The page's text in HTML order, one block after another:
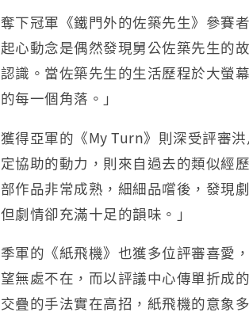
奪下冠軍《鐵門外的佐築先生》參賽
起心動念是偶然發現舅公佐築先生的
認識。當佐築先生的生活歷程於大螢
的每一個角落。」
獲得亞軍的《My Turn》則深受評審
定協助的動力，則來自過去的類似經
部作品非常成熟，細細品嚐後，發現
但劇情卻充滿十足的韻味。」
季軍的《紙飛機》也獲多位評審喜愛
望無處不在，而以評議中心傳單折成
交疊的手法實在高招，紙飛機的意象